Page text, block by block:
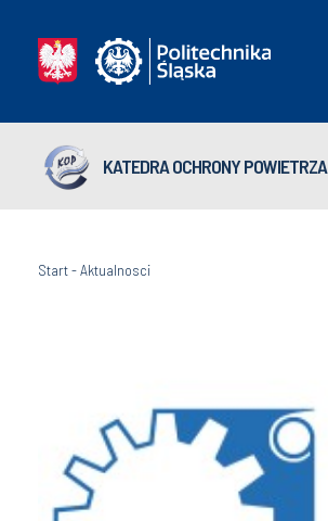
KATEDRA OCHRONY POWIETRZA
Start-Aktualnosci